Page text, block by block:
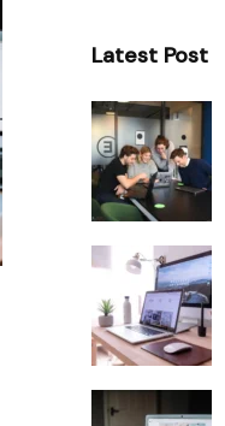
Latest Post